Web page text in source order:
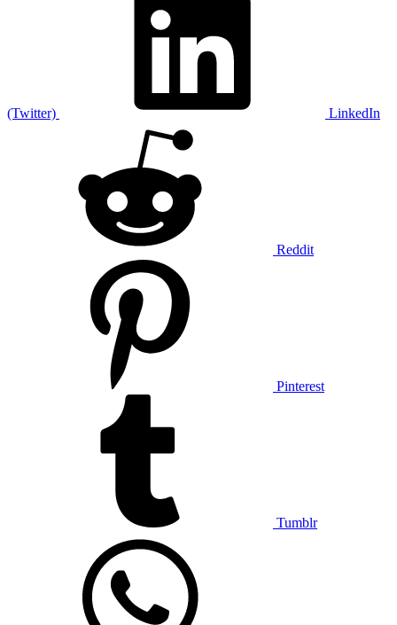
(Twitter) LinkedIn
Reddit
Pinterest
Tumblr